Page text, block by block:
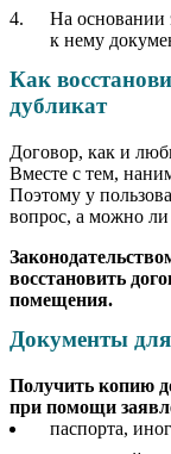
На основании
к нему
Как
дубликат
Договор, как и
Вместе с тем,
Поэтому у
вопрос, а можно ли
восстановить
помещения.
Документы для
Получить копию
при помощи
паспорта,